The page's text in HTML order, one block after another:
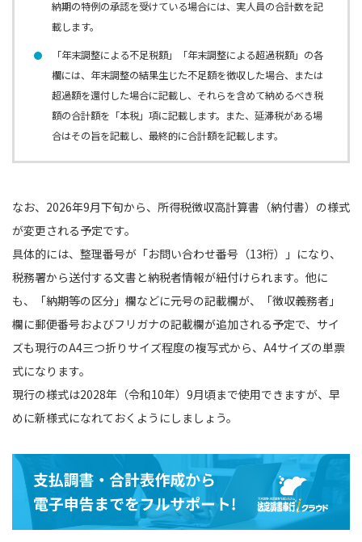
納期の特例の承認を受けている場合には、実人員の合計数を記
載します。
「年末調整による不足税額」「年末調整による超過税額」の各
欄には、年末調整の結果生じた不足額を徴収した場合、または
超過額を還付した場合に記載し、それらを含めて納めるべき税
額の合計額を「本税」項に記載します。また、延滞税がある場
合はその旨を記載し、最終的に合計額を記載します。
なお、2026年9月下旬から、所得税徴収高計算書（納付書）の様式
が変更される予定です。
具体的には、整理番号が「お問い合わせ番号（13桁）」になり、
税務署から送付する文書と納税者情報が紐付けられます。他に
も、「納期等の区分」欄などに元号の記載欄が、「徴収義務者」
欄に郵便番号およびフリガナの記載欄が追加される予定で、サイ
ズも現行のA4三つ折りサイズ程度の複写式から、A4サイズの単票
式になります。
現行の様式は2028年（令和10年）9月頃まで使用できますが、早
めに新様式になれておくようにしましょう。